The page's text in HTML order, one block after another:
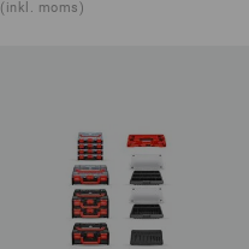
(inkl. moms)